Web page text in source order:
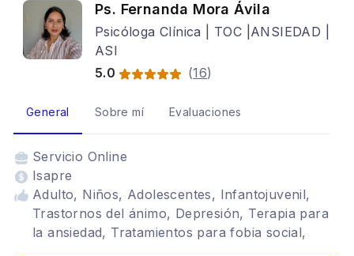
Ps. Fernanda Mora Ávila
Psicóloga Clínica | TOC |ANSIEDAD |
ASI
5.0
(16)
General Sobre mí Evaluaciones
Servicio Online
Isapre
Adulto, Niños, Adolescentes, Infantojuvenil,
Trastornos del ánimo, Depresión, Terapia para
la ansiedad, Tratamientos para fobia social,